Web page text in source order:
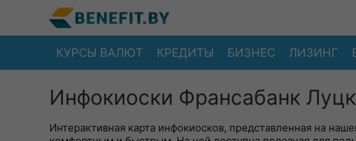
КУРСЫ ВАЛЮТ КРЕДИТЫ БИЗНЕС ЛИЗИНГ
Инфокиоски Франсабанк
Интерактивная карта инфокиосков, представленная на